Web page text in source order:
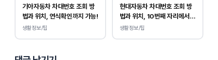
기아자동차 차대번호 조회 방
법과 위치, 연식확인까지 가능!
생활정보/팁
현대자동차 차대번호 조회 방
법과 위치, 10번째 자리에서
연식 확인!
생활정보/팁